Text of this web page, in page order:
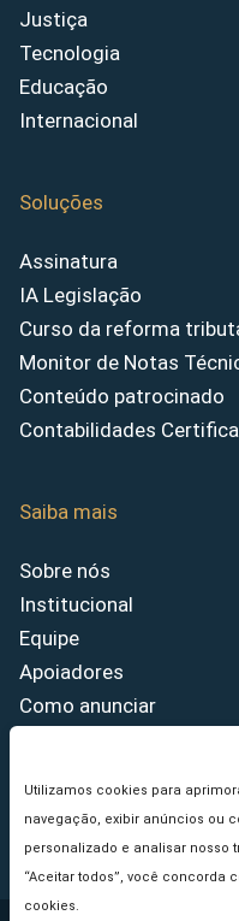
Utilizamos cookies para
navegação, exibir anúncios ou
personalizado e analisar nosso
“Aceitar todos”, você concorda
cookies.
Justiça
Tecnologia
Educação
Internacional
Soluções
Assinatura
IA Legislação
Curso da reforma
Monitor de Notas
Conteúdo patrocinado
Contabilidades
Saiba mais
Sobre nós
Institucional
Equipe
Apoiadores
Como anunciar
Princípios Editoriais